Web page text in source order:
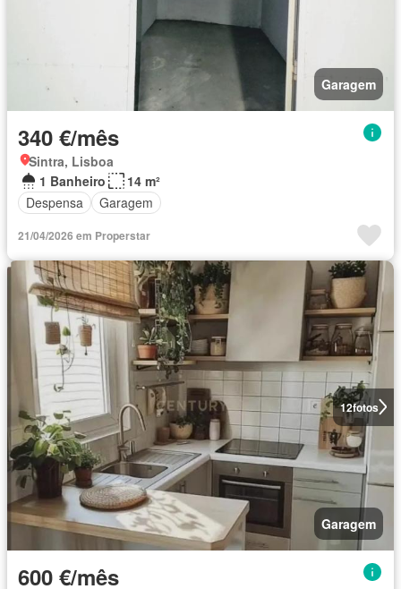
Garagem
340 €/mês
Sintra, Lisboa
1 Banheiro
14 m²
Despensa
Garagem
21/04/2026 em Properstar
12fotos
Garagem
600 €/mês